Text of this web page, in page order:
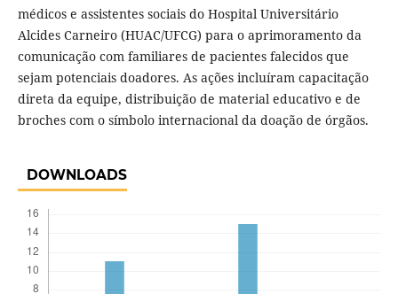
médicos e assistentes sociais do Hospital Universitário
Alcides Carneiro (HUAC/UFCG) para o aprimoramento da
comunicação com familiares de pacientes falecidos que
sejam potenciais doadores. As ações incluíram capacitação
direta da equipe, distribuição de material educativo e de
broches com o símbolo internacional da doação de órgãos.
DOWNLOADS